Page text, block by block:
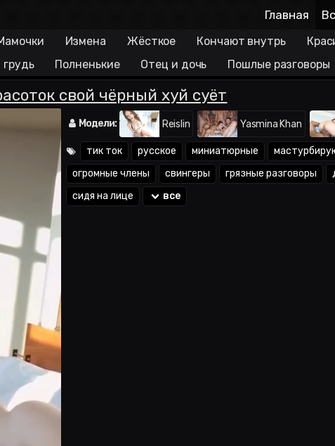
Главная
Измена Жёсткое Кончают внутрь
Полненькие Отец и дочь Пошлые разговоры
свой чёрный хуй суёт
Модели: Reislin Yasmina Khan
тик ток русское миниатюрные
огромные члены
свингеры грязные разговоры
сидя на лице
все